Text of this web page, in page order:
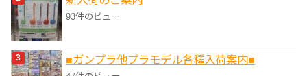
93件のビュー
■ガンプラ他プラモデル各種入荷案内■